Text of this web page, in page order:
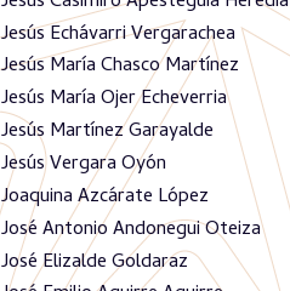
Jesús Echávarri Vergarachea
Jesús María Chasco Martínez
Jesús María Ojer Echeverria
Jesús Martínez Garayalde
Jesús Vergara Oyón
Joaquina Azcárate López
José Antonio Andonegui Oteiza
José Elizalde Goldaraz